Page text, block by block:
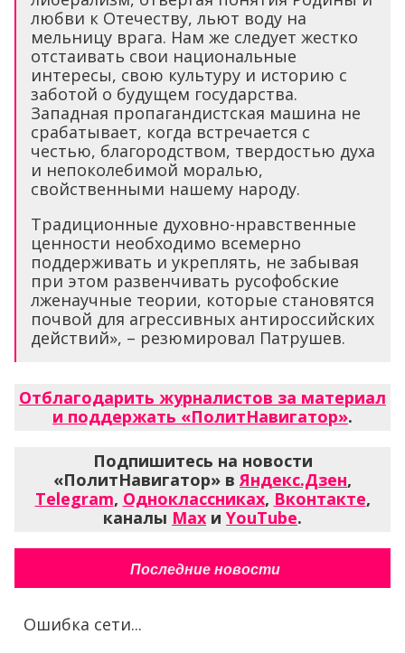
любви к Отечеству, льют воду на
мельницу врага. Нам же следует жестко
отстаивать свои национальные
интересы, свою культуру и историю с
заботой о будущем государства.
Западная пропагандистская машина не
срабатывает, когда встречается с
честью, благородством, твердостью духа
и непоколебимой моралью,
свойственными нашему народу.
Традиционные духовно-нравственные
ценности необходимо всемерно
поддерживать и укреплять, не забывая
при этом развенчивать русофобские
лженаучные теории, которые становятся
почвой для агрессивных антироссийских
действий», – резюмировал Патрушев.
Отблагодарить журналистов за материал
и поддержать «ПолитНавигатор».
Подпишитесь на новости
«ПолитНавигатор» вЯндекс.Дзен,
Telegram, Одноклассниках, Вконтакте,
каналы Max и YouTube.
Последние новости
Ошибка сети...